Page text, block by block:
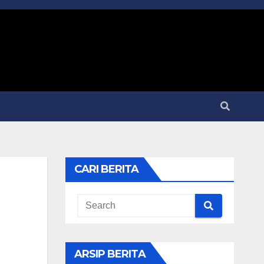
CARI BERITA
ARSIP BERITA